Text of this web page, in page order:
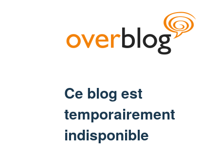
Ce blog est
temporairement
indisponible